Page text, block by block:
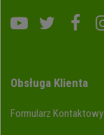
Obsługa Klienta
Formularz Kontaktowy